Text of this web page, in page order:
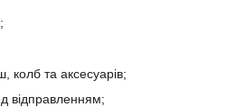
колб та аксесуарів;
відправленням;